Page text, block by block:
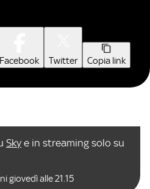
Facebook Twitter Copia link
Sky e in streaming solo su
giovedì alle 21.15